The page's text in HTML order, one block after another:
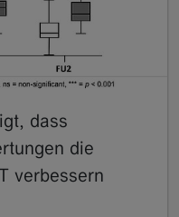
dass
die
verbessern